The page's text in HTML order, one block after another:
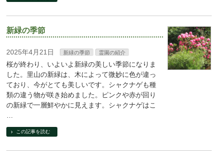
新緑の季節
2025年4月21日 新緑の季節 霊園の紹介
桜が終わり、いよいよ新緑の美しい季節になりま
した。里山の新緑は、木によって微妙に色が違っ
ており、今がとても美しいです。シャクナゲも種
類の違う物が咲き始めました。ピンクや赤が回り
の新緑で一層鮮やかに見えます。シャクナゲはこ
この記事を読む